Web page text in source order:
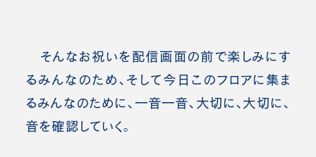
そんなお祝いを配信画面の前で楽しみにす
るみんなのため、そして今日このフロアに集ま
るみんなのために、一音一音、大切に、大切に、
音を確認していく。